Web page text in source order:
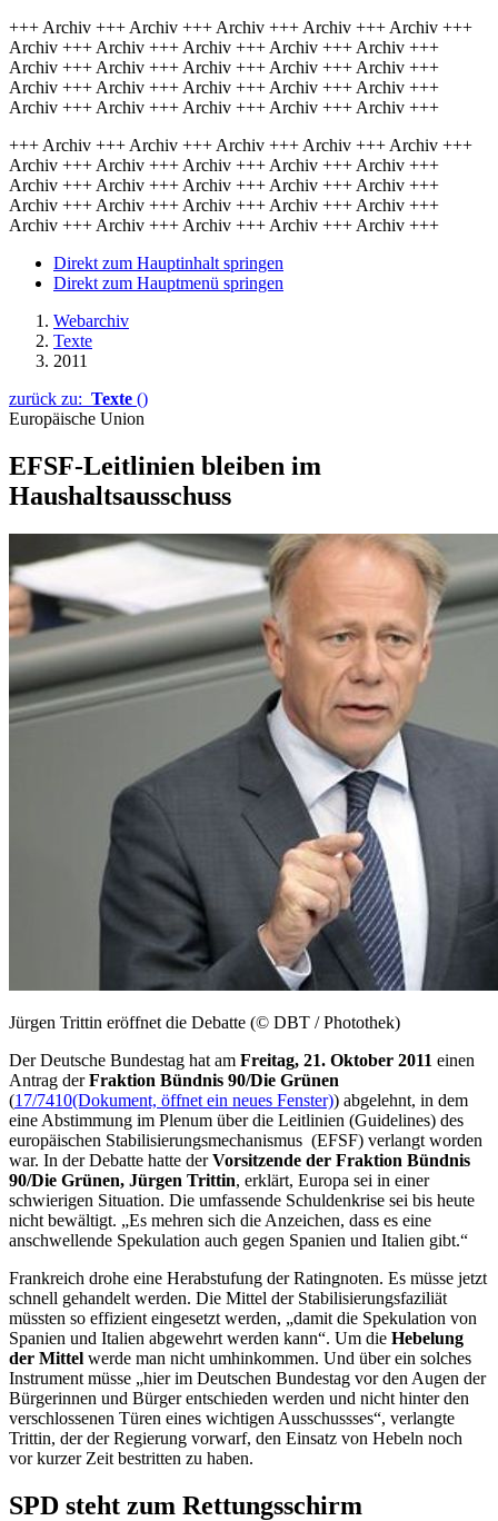
+++ Archiv +++ Archiv +++ Archiv +++ Archiv +++ Archiv +++
Archiv +++ Archiv +++ Archiv +++ Archiv +++ Archiv +++
Archiv +++ Archiv +++ Archiv +++ Archiv +++ Archiv +++
Archiv +++ Archiv +++ Archiv +++ Archiv +++ Archiv +++
Archiv +++ Archiv +++ Archiv +++ Archiv +++ Archiv +++
+++ Archiv +++ Archiv +++ Archiv +++ Archiv +++ Archiv +++
Archiv +++ Archiv +++ Archiv +++ Archiv +++ Archiv +++
Archiv +++ Archiv +++ Archiv +++ Archiv +++ Archiv +++
Archiv +++ Archiv +++ Archiv +++ Archiv +++ Archiv +++
Archiv +++ Archiv +++ Archiv +++ Archiv +++ Archiv +++
Direkt zum Hauptinhalt springen
Direkt zum Hauptmenü springen
Webarchiv
Texte
2011
zurück zu: Texte ()
Europäische Union
EFSF-Leitlinien bleiben im
Haushaltsausschuss
Jürgen Trittin eröffnet die Debatte (© DBT / Photothek)
Der Deutsche Bundestag hat am Freitag, 21. Oktober 2011 einen
Antrag derFraktion Bündnis 90/Die Grünen
(17/7410(Dokument, öffnet ein neues Fenster)) abgelehnt, in dem
eine Abstimmung im Plenum über die Leitlinien (Guidelines) des
europäischen Stabilisierungsmechanismus (EFSF) verlangt worden
war. In der Debatte hatte derVorsitzende der Fraktion Bündnis
90/Die Grünen, Jürgen Trittin, erklärt, Europa sei in einer
schwierigen Situation. Die umfassende Schuldenkrise sei bis heute
nicht bewältigt. „Es mehren sich die Anzeichen, dass es eine
anschwellende Spekulation auch gegen Spanien und Italien gibt.“
Frankreich drohe eine Herabstufung der Ratingnoten. Es müsse jetzt
schnell gehandelt werden. Die Mittel der Stabilisierungsfaziliät
müssten so effizient eingesetzt werden, „damit die Spekulation von
Spanien und Italien abgewehrt werden kann“. Um die Hebelung
der Mittel werde man nicht umhinkommen. Und über ein solches
Instrument müsse „hier im Deutschen Bundestag vor den Augen der
Bürgerinnen und Bürger entschieden werden und nicht hinter den
verschlossenen Türen eines wichtigen Ausschussses“, verlangte
Trittin, der der Regierung vorwarf, den Einsatz von Hebeln noch
vor kurzer Zeit bestritten zu haben.
SPD steht zum Rettungsschirm